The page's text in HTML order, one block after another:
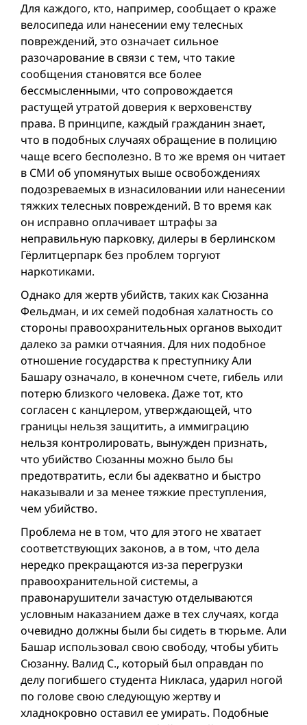
Для каждого, кто, например, сообщает о краже
велосипеда или нанесении ему телесных
повреждений, это означает сильное
разочарование в связи с тем, что такие
сообщения становятся все более
бессмысленными, что сопровождается
растущей утратой доверия к верховенству
права. В принципе, каждый гражданин знает,
что в подобных случаях обращение в полицию
чаще всего бесполезно. В то же время он читает
в СМИ об упомянутых выше освобождениях
подозреваемых в изнасиловании или нанесении
тяжких телесных повреждений. В то время как
он исправно оплачивает штрафы за
неправильную парковку, дилеры в берлинском
Гёрлитцерпарк без проблем торгуют
наркотиками.
Однако для жертв убийств, таких как Сюзанна
Фельдман, и их семей подобная халатность со
стороны правоохранительных органов выходит
далеко за рамки отчаяния. Для них подобное
отношение государства к преступнику Али
Башару означало, в конечном счете, гибель или
потерю близкого человека. Даже тот, кто
согласен с канцлером, утверждающей, что
границы нельзя защитить, а иммиграцию
нельзя контролировать, вынужден признать,
что убийство Сюзанны можно было бы
предотвратить, если бы адекватно и быстро
наказывали и за менее тяжкие преступления,
чем убийство.
Проблема не в том, что для этого не хватает
соответствующих законов, а в том, что дела
нередко прекращаются из-за перегрузки
правоохранительной системы, а
правонарушители зачастую отделываются
условным наказанием даже в тех случаях, когда
очевидно должны были бы сидеть в тюрьме. Али
Башар использовал свою свободу, чтобы убить
Сюзанну. Валид С., который был оправдан по
делу погибшего студента Никласа, ударил ногой
по голове свою следующую жертву и
хладнокровно оставил ее умирать. Подобные